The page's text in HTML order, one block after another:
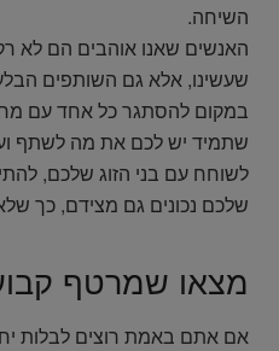
השיחה.
האנשים שאנו אוהבים הם לא
שעשינו, אלא גם השותפים
במקום להסתגר כל אחד עם
שתמיד יש לכם את מה לשתף
לשוחח עם בני הזוג שלכם,
שלכם נכונים גם מצידם, כך
מצאו שמרטף
אם אתם באמת רוצים לבלות